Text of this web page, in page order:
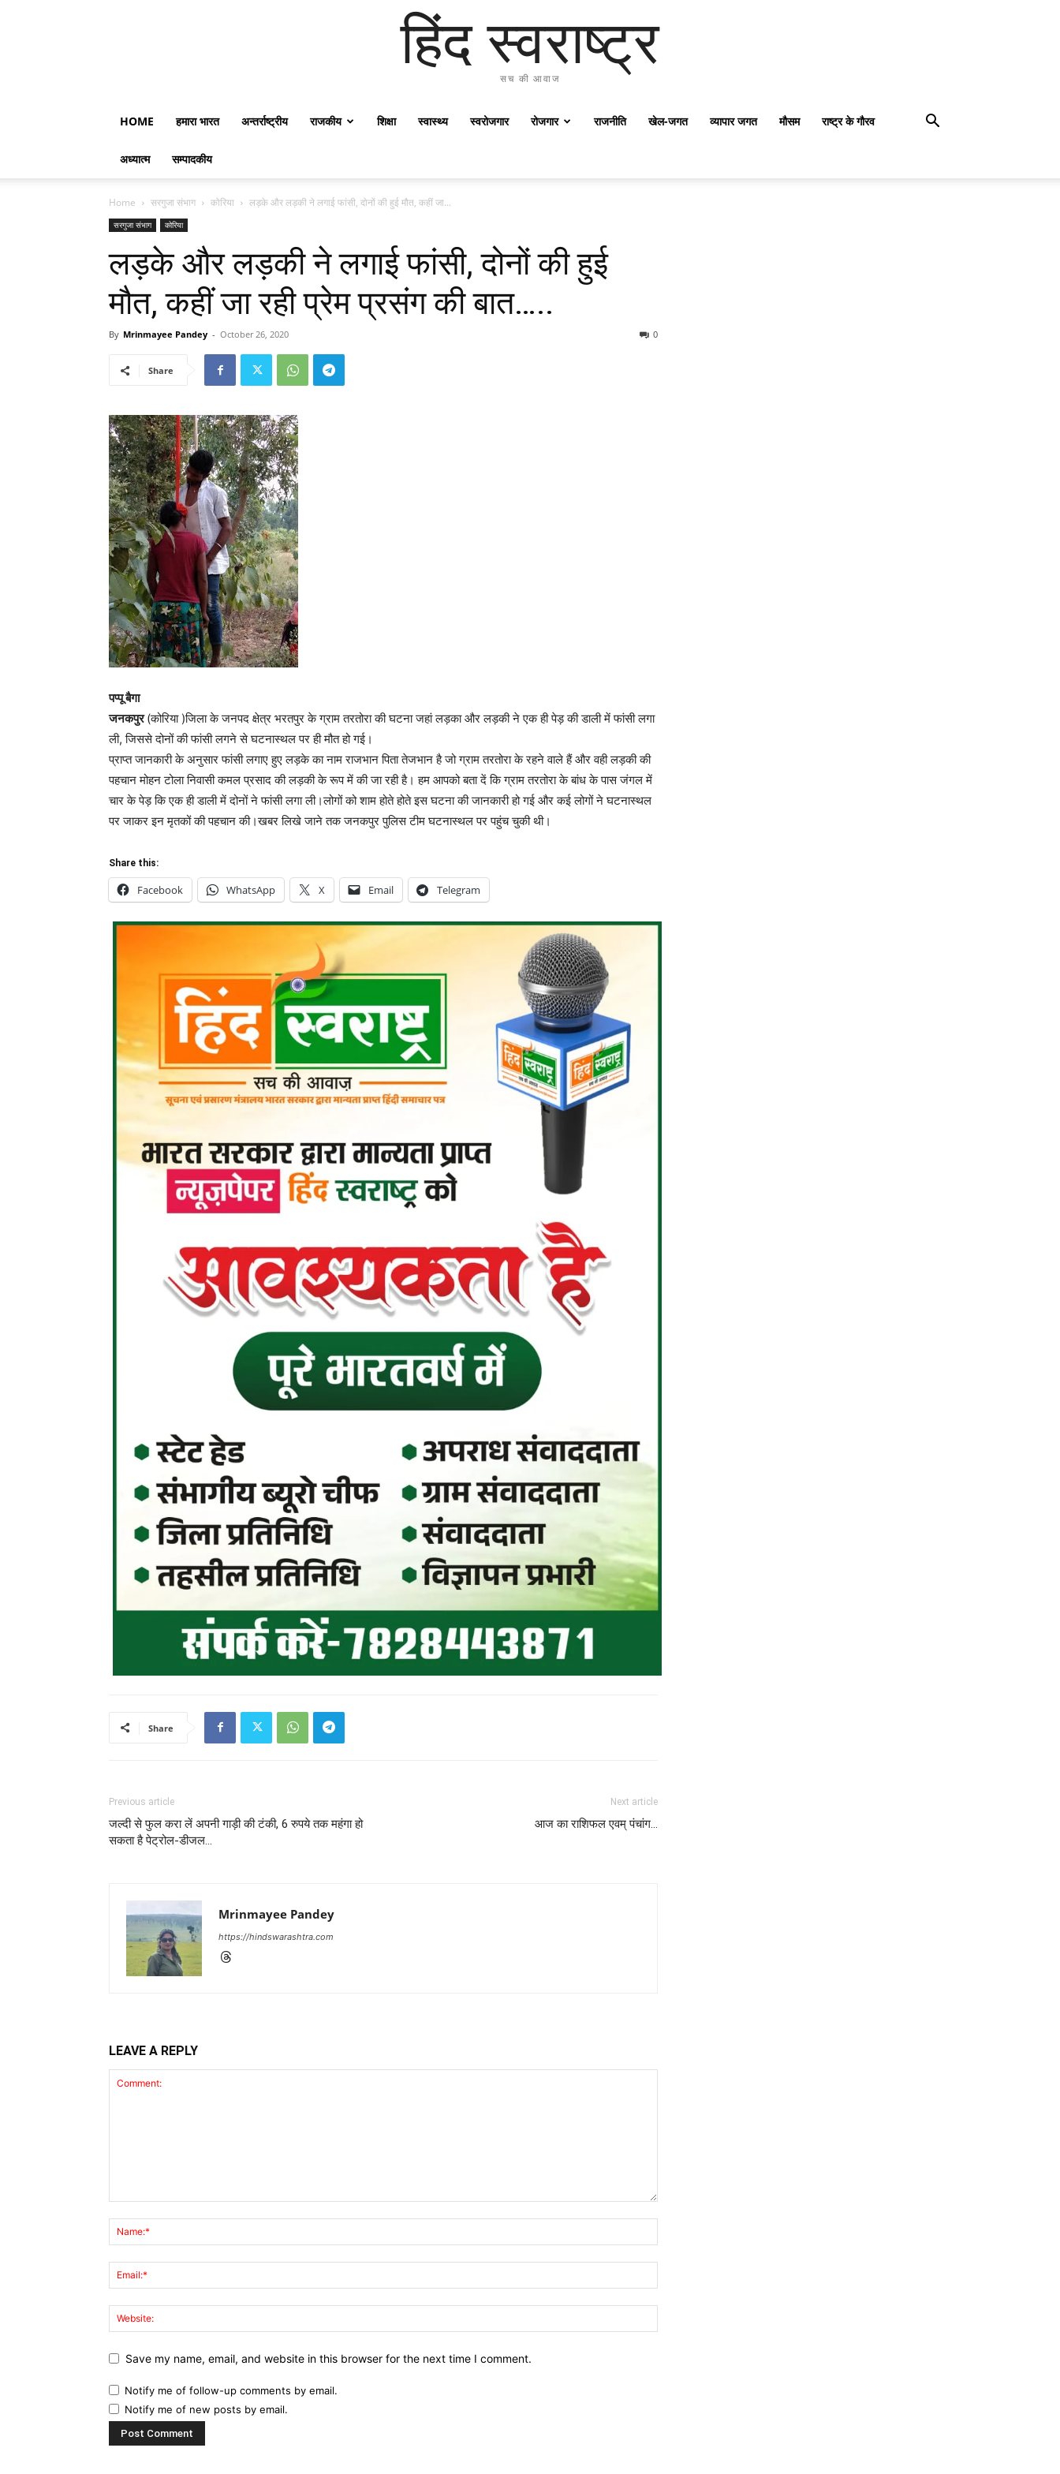
हिंद स्वराष्ट्र
सच की आवाज
HOME हमारा भारत अन्तर्राष्ट्रीय राजकीय शिक्षा स्वास्थ्य स्वरोजगार रोजगार राजनीति खेल-जगत व्यापार जगत मौसम राष्ट्र के गौरव
अध्यात्म सम्पादकीय
Home सरगुजा संभाग कोरिया लड़के और लड़की ने लगाई फांसी, दोनों की हुई मौत, कहीं जा...
सरगुजा संभाग कोरिया
लड़के और लड़की ने लगाई फांसी, दोनों की हुई
मौत, कहीं जा रही प्रेम प्रसंग की बात…..
By Mrinmayee Pandey - October 26, 2020 0
Share
पप्पू बैगा
जनकपुर(कोरिया )जिला के जनपद क्षेत्र भरतपुर के ग्राम तरतोरा की घटना जहां लड़का और लड़की ने एक ही पेड़ की डाली में फांसी लगा
ली, जिससे दोनों की फांसी लगने से घटनास्थल पर ही मौत हो गई।
प्राप्त जानकारी के अनुसार फांसी लगाए हुए लड़के का नाम राजभान पिता तेजभान है जो ग्राम तरतोरा के रहने वाले हैं और वही लड़की की
पहचान मोहन टोला निवासी कमल प्रसाद की लड़की के रूप में की जा रही है। हम आपको बता दें कि ग्राम तरतोरा के बांध के पास जंगल में
चार के पेड़ कि एक ही डाली में दोनों ने फांसी लगा ली।लोगों को शाम होते होते इस घटना की जानकारी हो गई और कई लोगों ने घटनास्थल
पर जाकर इन मृतकों की पहचान की।खबर लिखे जाने तक जनकपुर पुलिस टीम घटनास्थल पर पहुंच चुकी थी।
Share this:
Facebook WhatsApp X Email Telegram
Share
Previous article
जल्दी से फुल करा लें अपनी गाड़ी की टंकी, 6 रुपये तक महंगा हो
सकता है पेट्रोल-डीजल…
Next article
आज का राशिफल एवम् पंचांग…
Mrinmayee Pandey
https://hindswarashtra.com
LEAVE A REPLY
Save my name, email, and website in this browser for the next time I comment.
Notify me of follow-up comments by email.
Notify me of new posts by email.